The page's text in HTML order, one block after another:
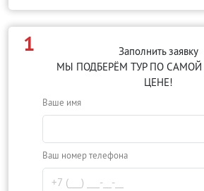
1
Заполнить заявку
МЫ ПОДБЕРЁМ ТУР ПО САМОЙ
ЦЕНЕ!
Ваше имя
Ваш номер телефона